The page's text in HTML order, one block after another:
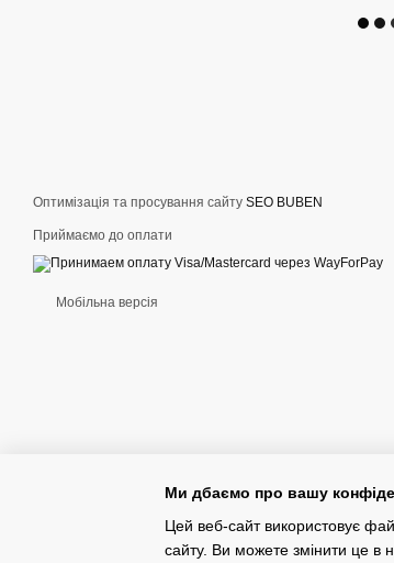
Оптимізація та просування сайту SEO BUBEN
Приймаємо до оплати
Мобільна версія
Ми дбаємо про вашу
Цей веб-сайт використовує
сайту. Ви можете змінити це в